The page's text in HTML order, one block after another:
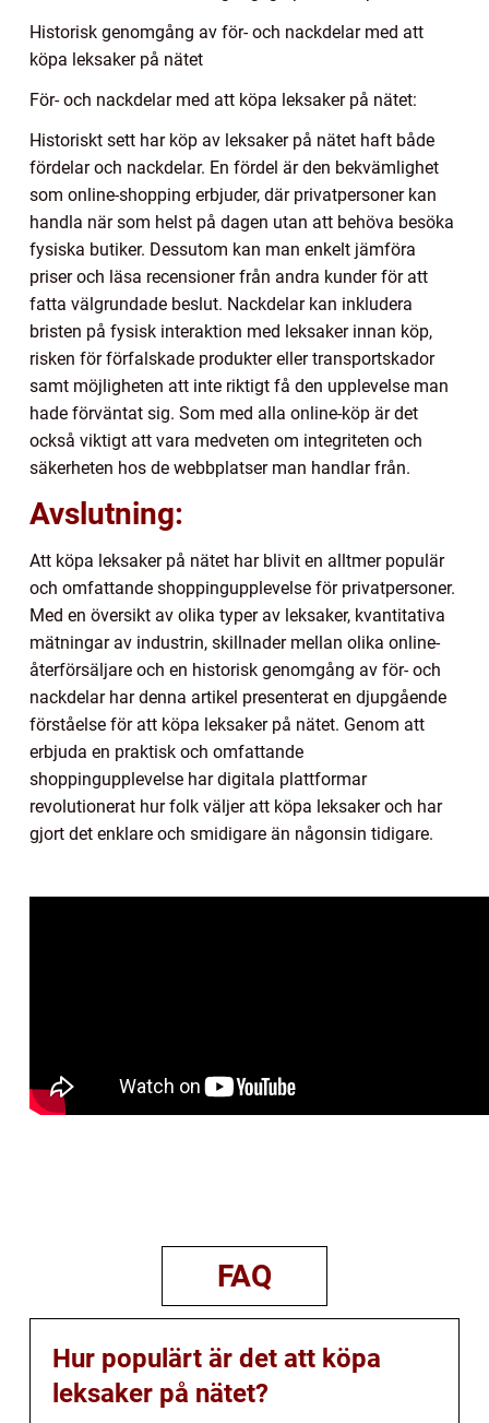
Historisk genomgång av för- och nackdelar med att
köpa leksaker på nätet
För- och nackdelar med att köpa leksaker på nätet:
Historiskt sett har köp av leksaker på nätet haft både
fördelar och nackdelar. En fördel är den bekvämlighet
som online-shopping erbjuder, där privatpersoner kan
handla när som helst på dagen utan att behöva besöka
fysiska butiker. Dessutom kan man enkelt jämföra
priser och läsa recensioner från andra kunder för att
fatta välgrundade beslut. Nackdelar kan inkludera
bristen på fysisk interaktion med leksaker innan köp,
risken för förfalskade produkter eller transportskador
samt möjligheten att inte riktigt få den upplevelse man
hade förväntat sig. Som med alla online-köp är det
också viktigt att vara medveten om integriteten och
säkerheten hos de webbplatser man handlar från.
Avslutning:
Att köpa leksaker på nätet har blivit en alltmer populär
och omfattande shoppingupplevelse för privatpersoner.
Med en översikt av olika typer av leksaker, kvantitativa
mätningar av industrin, skillnader mellan olika online-
återförsäljare och en historisk genomgång av för- och
nackdelar har denna artikel presenterat en djupgående
förståelse för att köpa leksaker på nätet. Genom att
erbjuda en praktisk och omfattande
shoppingupplevelse har digitala plattformar
revolutionerat hur folk väljer att köpa leksaker och har
gjort det enklare och smidigare än någonsin tidigare.
FAQ
Hur populärt är det att köpa
leksaker på nätet?